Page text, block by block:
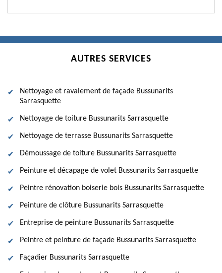
AUTRES SERVICES
Nettoyage et ravalement de façade Bussunarits
Sarrasquette
Nettoyage de toiture Bussunarits Sarrasquette
Nettoyage de terrasse Bussunarits Sarrasquette
Démoussage de toiture Bussunarits Sarrasquette
Peinture et décapage de volet Bussunarits Sarrasquette
Peintre rénovation boiserie bois Bussunarits Sarrasquette
Peinture de clôture Bussunarits Sarrasquette
Entreprise de peinture Bussunarits Sarrasquette
Peintre et peinture de façade Bussunarits Sarrasquette
Façadier Bussunarits Sarrasquette